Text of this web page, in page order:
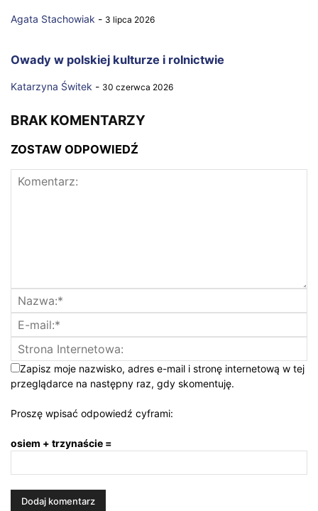
Agata Stachowiak - 3 lipca 2026
Owady w polskiej kulturze i rolnictwie
Katarzyna Świtek - 30 czerwca 2026
BRAK KOMENTARZY
ZOSTAW ODPOWIEDŹ
Zapisz moje nazwisko, adres e-mail i stronę internetową w tej
przeglądarce na następny raz, gdy skomentuję.
Proszę wpisać odpowiedź cyframi:
osiem + trzynaście =